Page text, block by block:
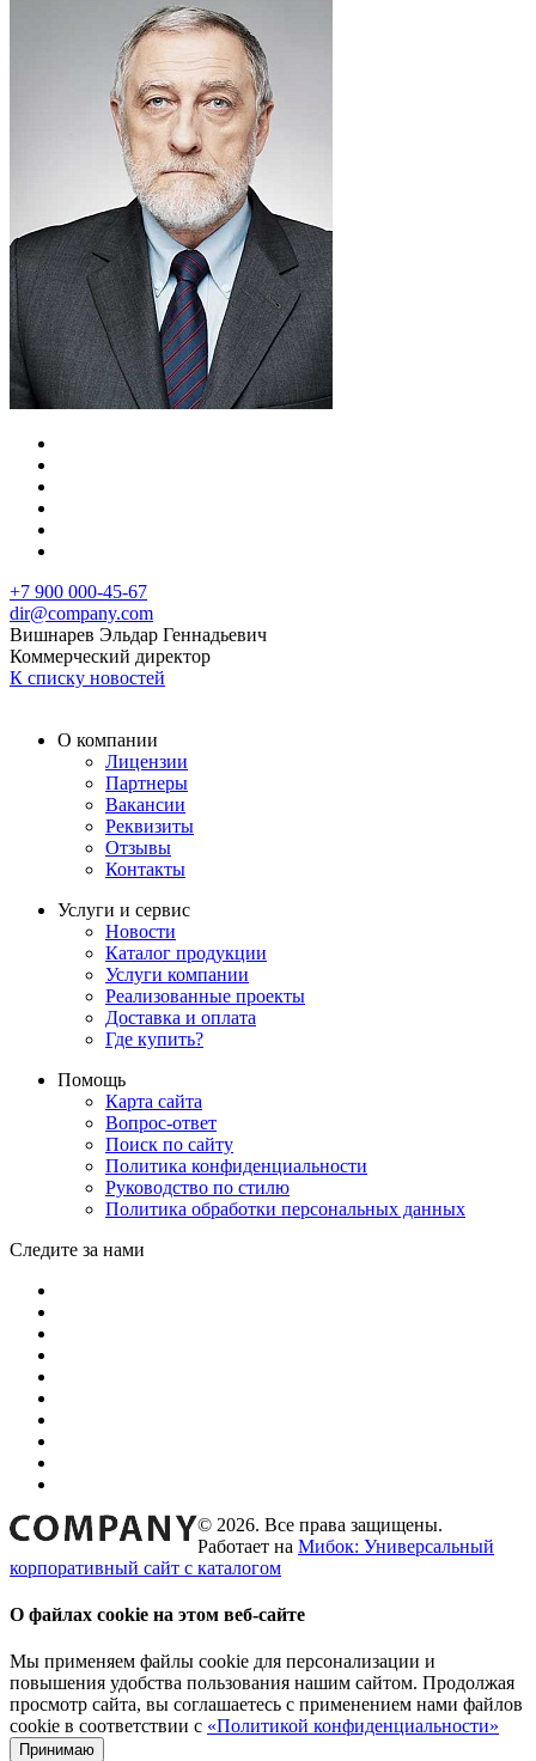
+7 900 000-45-67
dir@company.com
Вишнарев Эльдар Геннадьевич
Коммерческий директор
К списку новостей
О компании
Лицензии
Партнеры
Вакансии
Реквизиты
Отзывы
Контакты
Услуги и сервис
Новости
Каталог продукции
Услуги компании
Реализованные проекты
Доставка и оплата
Где купить?
Помощь
Карта сайта
Вопрос-ответ
Поиск по сайту
Политика конфиденциальности
Руководство по стилю
Политика обработки персональных данных
Следите за нами
© 2026. Все права защищены.
Работает на Мибок: Универсальный
корпоративный сайт с каталогом
О файлах cookie на этом веб-сайте
Мы применяем файлы cookie для персонализации и
повышения удобства пользования нашим сайтом. Продолжая
просмотр сайта, вы соглашаетесь с применением нами файлов
cookie в соответствии с «Политикой конфиденциальности»
Принимаю